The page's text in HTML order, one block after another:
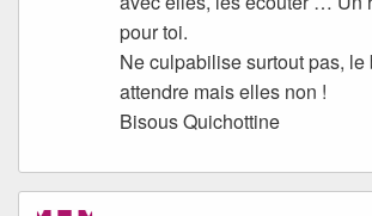
pour toi.
Ne culpabilise surtout pas, le
attendre mais elles non !
Bisous Quichottine